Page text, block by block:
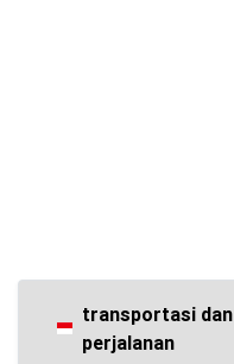
transportasi dan
perjalanan